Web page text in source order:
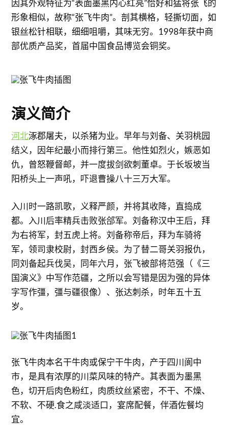
因其外观特征为“表面墨黑内心红亮”恰好和猛将张飞的
形象相似，故称“张飞牛肉”。剖其横格，轻撕切面，如
银丝松针相联，细细咀嚼，其味无穷。1998年获中商
部优质产品奖，首届中国食品博览会铜奖。
演义简介
河北涿郡屠夫，以杀猪为业。早年与刘备、关羽桃园
结义，因年纪最小而排行第三。他性如烈火，嫉恶如
仇，曾怒鞭督邮，并一度拔剑欲刺董卓。于长坂坡当
阳桥头上一声吼，吓退曹操八十三万大军。
入川时一路凯歌，义释严颜，并将其收降，直捣成
都。入川后率精兵击败张郃军。刘备称汉中王后，拜
为右将军，封五虎上将。刘备称帝后，拜为车骑将
军，领司隶校尉，封西乡侯。为了替二哥关羽报仇，
同刘备起兵伐吴，同年六月，张飞被部将范强（《三
国演义》中写作范疆，之所以会写错是因为强的异体
字写作彊，彊与疆很像）、张达刺杀，时年五十五
岁。
张飞牛肉本名干牛肉或保宁干牛肉，产于四川阆中
市，是具有浓厚的川菜风味的特产。其表面为墨黑
色，切开后肉色粉红，肉质纹丝紧密，不干、不燥、
不软、不硬.食之咸淡适口，宴席配餐，伴酒佐餐均
宜。